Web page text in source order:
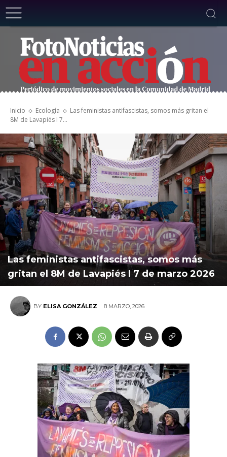
Inicio Ecología
Las feministas antifascistas, somos más gritan el
8M de Lavapiés I 7...
Las feministas antifascistas, somos más
gritan el 8M de Lavapiés I 7 de marzo 2026
BY ELISA GONZÁLEZ 8 MARZO, 2026